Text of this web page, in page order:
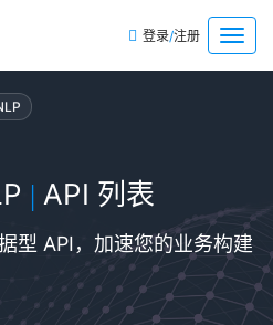
菜
单
登录/注册
| API 列表
型 API，加速您的业务构建